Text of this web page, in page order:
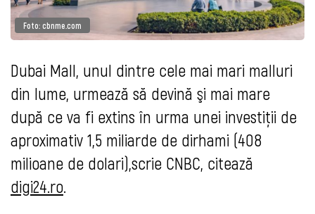
Foto: cbnme.com
Dubai Mall, unul dintre cele mai mari malluri
din lume, urmează să devină şi mai mare
după ce va fi extins în urma unei investiții de
aproximativ 1,5 miliarde de dirhami (408
milioane de dolari),scrie CNBC, citează
digi24.ro.